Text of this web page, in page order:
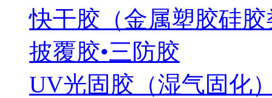
快干胶（金属塑胶硅胶
披覆胶•三防胶
UV光固胶（湿气固化